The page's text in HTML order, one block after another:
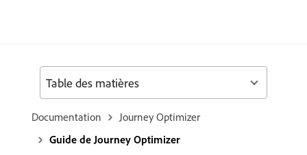
Documentation
Journey Optimizer
Guide de Journey Optimizer
Table des matières